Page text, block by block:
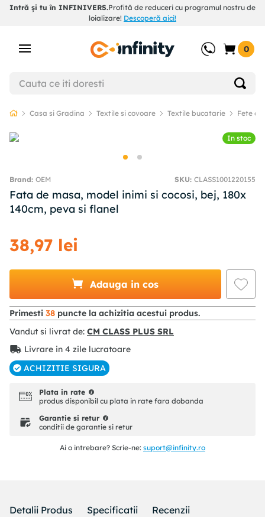
Intră și tu în INFINIVERS.Profită de reduceri cu programul nostru de
loializare! Descoperă aici!
0
Casa si Gradina Textile si covoare Textile bucatarie Fete
In stoc
OEM SKU: CLASS1001220155
Fata de masa, model inimi si cocosi, bej, 180x
140cm, peva si flanel
38,97 lei
Adauga in cos
Primesti 38 puncte la achizitia acestui produs.
Vandut si livrat de: CM CLASS PLUS SRL
Livrare in 4 zile lucratoare
ACHIZITIE SIGURA
Plata in rate
produs disponibil cu plata in rate fara dobanda
Garantie si retur
conditii de garantie si retur
Ai o intrebare? Scrie-ne: suport@infinity.ro
Detalii Produs Specificatii Recenzii